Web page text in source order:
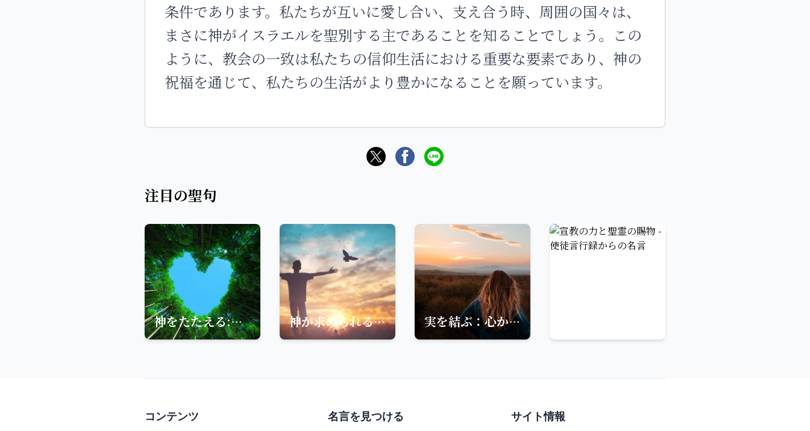
条件であります。私たちが互いに愛し合い、支え合う時、周囲の国々は、
まさに神がイスラエルを聖別する主であることを知ることでしょう。この
ように、教会の一致は私たちの信仰生活における重要な要素であり、神の
祝福を通じて、私たちの生活がより豊かになることを願っています。
注目の聖句
神をたたえる:ベツレヘムの予言と平和の約束 神が求められることと私たちの使命 実を結ぶ：心から溢れ出る言葉の重要性
コンテンツ 名言を見つける サイト情報